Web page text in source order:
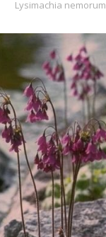
Lysimachia nemorum